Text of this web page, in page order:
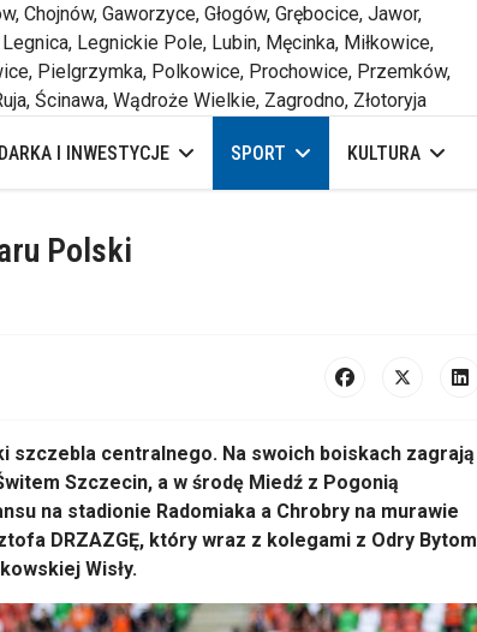
Chojnów, Gaworzyce, Głogów, Grębocice, Jawor,
Legnickie Pole, Lubin, Męcinka, Miłkowice,
Pielgrzymka, Polkowice, Prochowice, Przemków,
Ścinawa, Wądroże Wielkie, Zagrodno, Złotoryja
I INWESTYCJE SPORT KULTURA
Polski
szczebla centralnego. Na swoich boiskach zagrają
Szczecin, a w środę Miedź z Pogonią
na stadionie Radomiaka a Chrobry na murawie
DRZAZGĘ, który wraz z kolegami z Odry Bytom
Wisły.